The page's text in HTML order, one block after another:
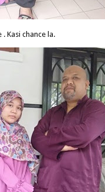
. Kasi chance la.